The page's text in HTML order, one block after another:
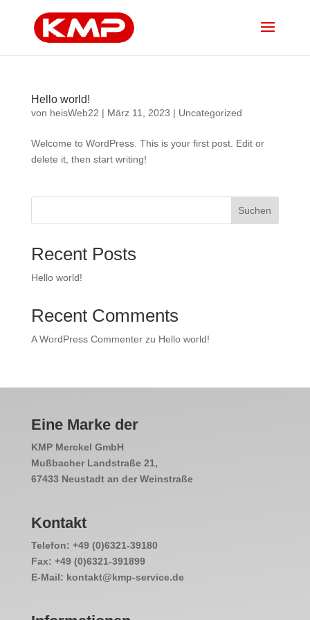
Hello world!
von heisWeb22 | März 11, 2023 | Uncategorized
Welcome to WordPress. This is your first post. Edit or
delete it, then start writing!
Suchen
Recent Posts
Hello world!
Recent Comments
A WordPress Commenterzu Hello world!
Eine Marke der
KMP Merckel GmbH
Mußbacher Landstraße 21,
67433 Neustadt an der Weinstraße
Kontakt
Telefon: +49 (0)6321-39180
Fax: +49 (0)6321-391899
E-Mail: kontakt@kmp-service.de